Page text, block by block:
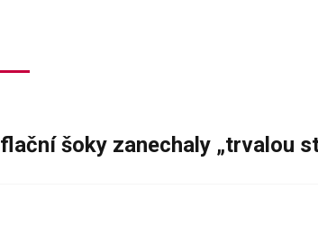
šoky zanechaly „trvalou